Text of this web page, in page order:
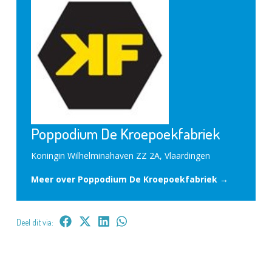
Poppodium De Kroepoekfabriek
Koningin Wilhelminahaven ZZ 2A, Vlaardingen
Meer over Poppodium De Kroepoekfabriek →
Deel dit via: